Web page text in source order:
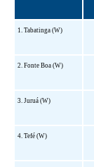
1. Tabatinga (W)
2. Fonte Boa (W)
3. Juruá (W)
4. Tefé (W)